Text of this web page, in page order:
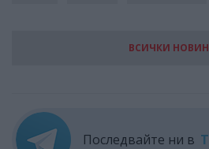
ВСИЧКИ
Последвайте ни в